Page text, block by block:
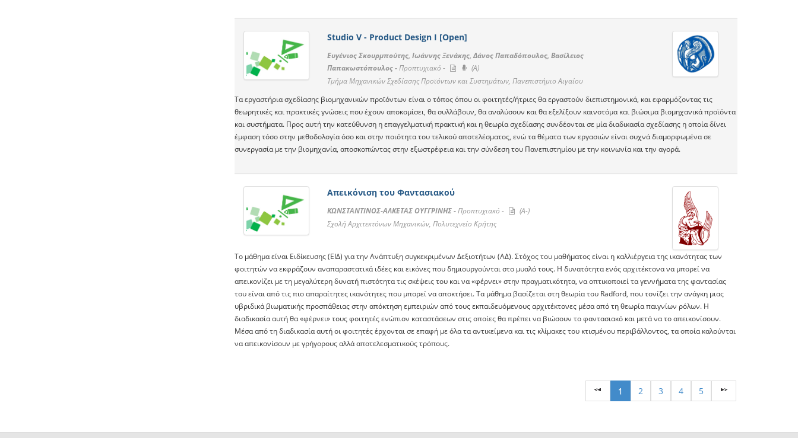
Studio V - Product Design I [Open]
Ευγένιος Σκουρμπούτης, Ιωάννης Ξενάκης, Δάνος Παπαδόπουλος, Βασίλειος
Παπακωστόπουλος -Προπτυχιακό -
(A)
Τμήμα Μηχανικών Σχεδίασης Προϊόντων και Συστημάτων, Πανεπιστήμιο Αιγαίου
Τα εργαστήρια σχεδίασης βιομηχανικών προϊόντων είναι ο τόπος όπου οι φοιτητές/ήτριες θα εργαστούν διεπιστημονικά, και εφαρμόζοντας τις
θεωρητικές και πρακτικές γνώσεις που έχουν αποκομίσει, θα συλλάβουν, θα αναλύσουν και θα εξελίξουν καινοτόμα και βιώσιμα βιομηχανικά προϊόντα
και συστήματα. Προς αυτή την κατεύθυνση η επαγγελματική πρακτική και η θεωρία σχεδίασης συνδέονται σε μία διαδικασία σχεδίασης η οποία δίνει
έμφαση τόσο στην μεθοδολογία όσο και στην ποιότητα του τελικού αποτελέσματος, ενώ τα θέματα των εργασιών είναι συχνά διαμορφωμένα σε
συνεργασία με την βιομηχανία, αποσκοπώντας στην εξωστρέφεια και την σύνδεση του Πανεπιστημίου με την κοινωνία και την αγορά.
Απεικόνιση του Φαντασιακού
ΚΩΝΣΤΑΝΤΙΝΟΣ-ΑΛΚΕΤΑΣ ΟΥΓΓΡΙΝΗΣ -Προπτυχιακό -
(A-)
Σχολή Αρχιτεκτόνων Μηχανικών, Πολυτεχνείο Κρήτης
To μάθημα είναι Ειδίκευσης (ΕΙΔ) για την Ανάπτυξη συγκεκριμένων Δεξιοτήτων (ΑΔ). Στόχος του μαθήματος είναι η καλλιέργεια της ικανότητας των
φοιτητών να εκφράζουν αναπαραστατικά ιδέες και εικόνες που δημιουργούνται στο μυαλό τους. Η δυνατότητα ενός αρχιτέκτονα να μπορεί να
απεικονίζει με τη μεγαλύτερη δυνατή πιστότητα τις σκέψεις του και να «φέρνει» στην πραγματικότητα, να οπτικοποιεί τα γεννήματα της φαντασίας
του είναι από τις πιο απαραίτητες ικανότητες που μπορεί να αποκτήσει. Τα μάθημα βασίζεται στη θεωρία του Radford, που τονίζει την ανάγκη μιας
υβριδικά βιωματικής προσπάθειας στην απόκτηση εμπειριών από τους εκπαιδευόμενους αρχιτέκτονες μέσα από τη θεωρία παιγνίων ρόλων. Η
διαδικασία αυτή θα «φέρνει» τους φοιτητές ενώπιον καταστάσεων στις οποίες θα πρέπει να βιώσουν το φαντασιακό και μετά να το απεικονίσουν.
Μέσα από τη διαδικασία αυτή οι φοιτητές έρχονται σε επαφή με όλα τα αντικείμενα και τις κλίμακες του κτισμένου περιβάλλοντος, τα οποία καλούνται
να απεικονίσουν με γρήγορους αλλά αποτελεσματικούς τρόπους.
1 2 3 4 5